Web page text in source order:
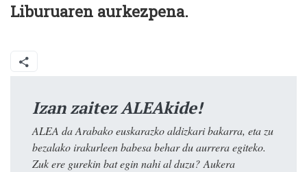
Liburuaren aurkezpena.
Izan zaitez ALEAkide!
ALEA da Arabako euskarazko aldizkari bakarra, eta zu
bezalako irakurleen babesa behar du aurrera egiteko.
Zuk ere gurekin bat egin nahi al duzu? Aukera